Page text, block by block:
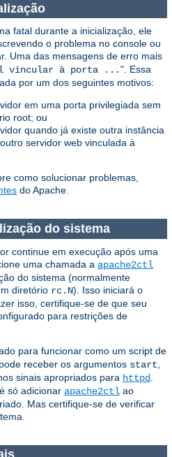
fatal durante a inicialização, ele
o problema no console ou
Uma das mensagens de erro mais
vincular à porta ...". Essa
por um dos seguintes motivos:
em uma porta privilegiada sem
root; ou
quando já existe outra instância
servidor web vinculada à
como solucionar problemas,
do Apache.
do sistema
continue em execução após uma
uma chamada a apache2ctl
do sistema (normalmente
diretório rc.N). Isso iniciará o
isso, certifique-se de que seu
para restrições de
para funcionar como um script de
receber os argumentos start
sinais apropriados para httpd
só adicionar apache2ctl ao
Mas certifique-se de verificar